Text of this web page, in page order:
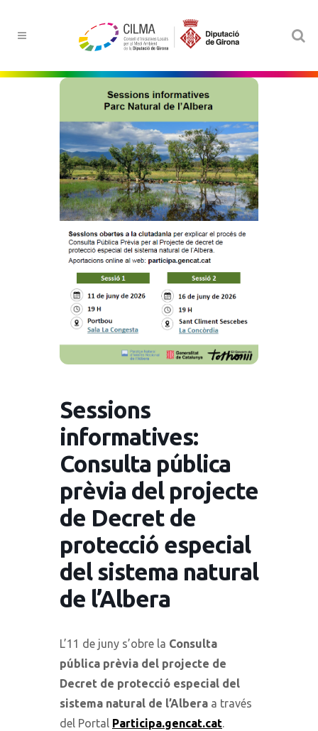
Sessions
informatives:
Consulta pública
prèvia del projecte
de Decret de
protecció especial
del sistema natural
de l’Albera
L’11 de juny s’obre la Consulta
pública prèvia del projecte de
Decret de protecció especial del
sistema natural de l’Albera ​ a través
del Portal Participa.gencat.cat.